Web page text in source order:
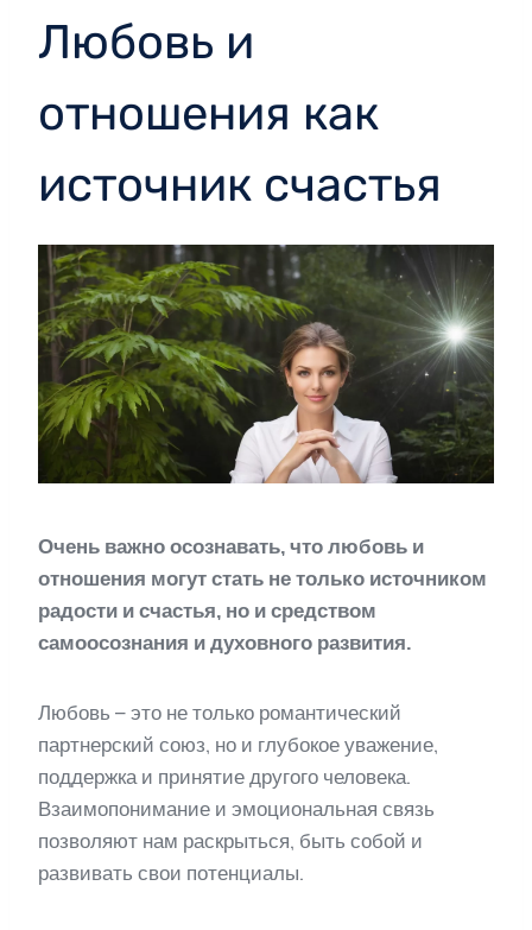
Любовь и
отношения как
источник счастья
Очень важно осознавать, что любовь и
отношения могут стать не только источником
радости и счастья, но и средством
самоосознания и духовного развития.
Любовь – это не только романтический
партнерский союз, но и глубокое уважение,
поддержка и принятие другого человека.
Взаимопонимание и эмоциональная связь
позволяют нам раскрыться, быть собой и
развивать свои потенциалы.